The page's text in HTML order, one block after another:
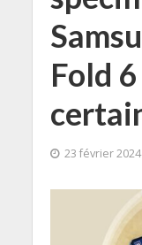
Fold
23 février 2024